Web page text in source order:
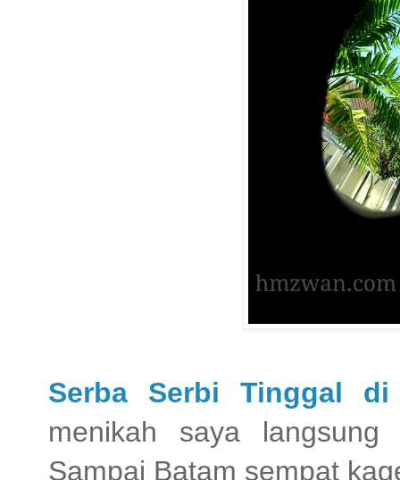
Serba Serbi Tinggal di
menikah saya
Sampai Batam sempat